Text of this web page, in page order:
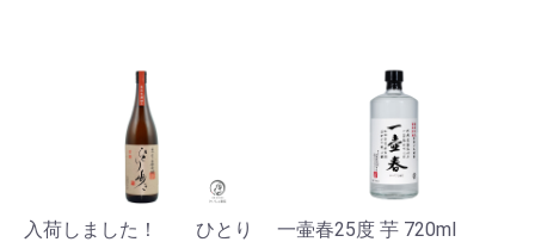
入荷しました！ ひとり
一壷春25度 芋 720ml